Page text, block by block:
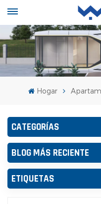
Hogar
CATEGORÍAS
BLOG MÁS RECIENTE
ETIQUETAS